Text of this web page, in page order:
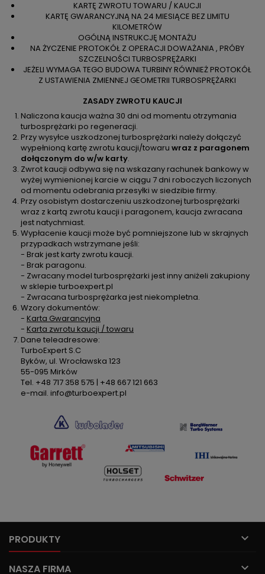
KARTĘ ZWROTU TOWARU / KAUCJI
KARTĘ GWARANCYJNĄ NA 24 MIESIĄCE BEZ LIMITU
KILOMETRÓW
OGÓLNĄ INSTRUKCJĘ MONTAŻU
NA ŻYCZENIE PROTOKÓŁ Z OPERACJI DOWAŻANIA , PRÓBY
SZCZELNOŚCI TURBOSPRĘŻARKI
JEŻELI WYMAGA TEGO BUDOWA TURBINY RÓWNIEŻ PROTOKÓŁ
Z USTAWIENIA ZMIENNEJ GEOMETRII TURBOSPRĘŻARKI
ZASADY ZWROTU KAUCJI
Naliczona kaucja ważna 30 dni od momentu otrzymania
turbosprężarki po regeneracji.
Przy wysyłce uszkodzonej turbosprężarki należy dołączyć
wypełnioną kartę zwrotu kaucji/towaru wraz z paragonem
dołączonym do w/w karty.
Zwrot kaucji odbywa się na wskazany rachunek bankowy w
wyżej wymienionej karcie w ciągu 7 dni roboczych liczonych
od momentu odebrania przesyłki w siedzibie firmy.
Przy osobistym dostarczeniu uszkodzonej turbosprężarki
wraz z kartą zwrotu kaucji i paragonem, kaucja zwracana
jest natychmiast.
Wypłacenie kaucji może być pomniejszone lub w skrajnych
przypadkach wstrzymane jeśli:
- Brak jest karty zwrotu kaucji.
- Brak paragonu.
- Zwracany model turbosprężarki jest inny aniżeli zakupiony
w sklepie turboexpert.pl
- Zwracana turbosprężarka jest niekompletna.
Wzory dokumentów:
- Karta Gwarancyjna
- Karta zwrotu kaucji / towaru
Dane teleadresowe:
TurboExpert S.C
Byków, ul. Wrocławska 123
55-095 Mirków
Tel. +48 717 358 575 | +48 667 121 663
e-mail. info@turboexpert.pl
PRODUKTY 
NASZA FIRMA 